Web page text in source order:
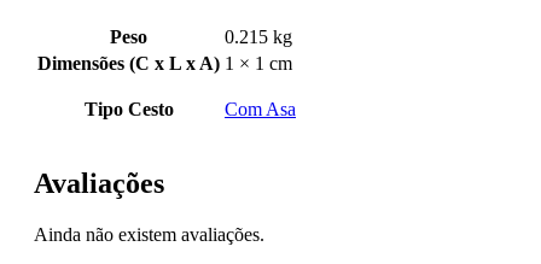
Peso
0.215 kg
Dimensões (C x L x A) 1 × 1 cm
Tipo Cesto Com Asa
Avaliações
Ainda não existem avaliações.